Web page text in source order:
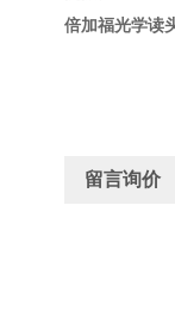
倍加福光学读
留言询价